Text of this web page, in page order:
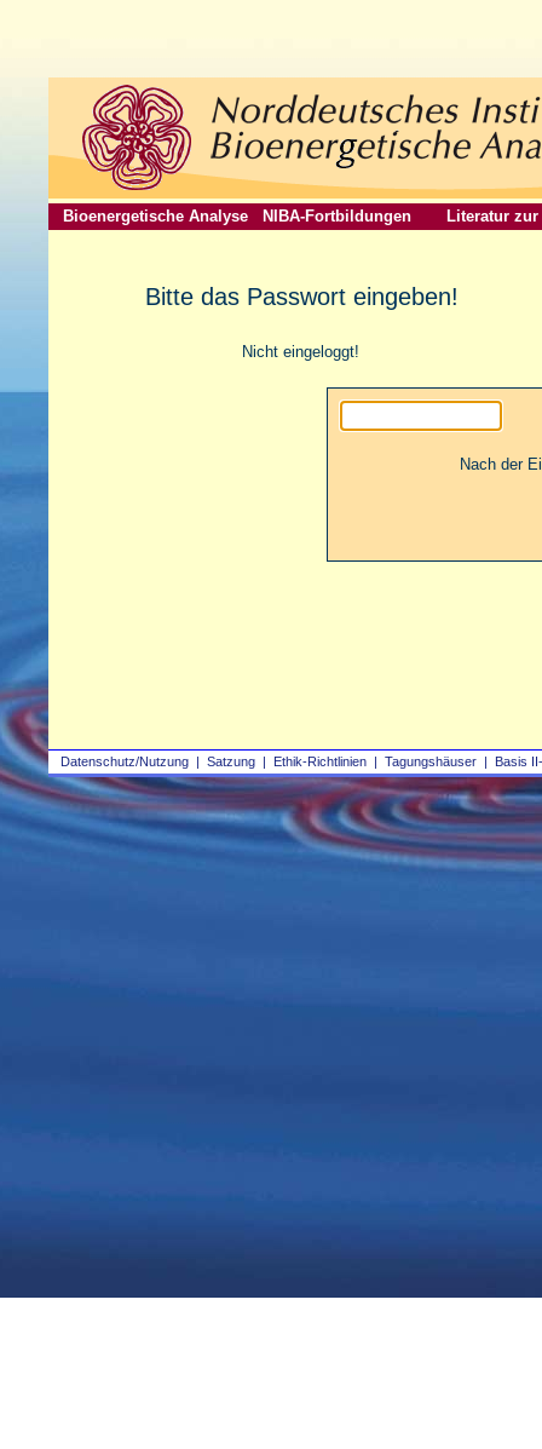
Datenschutz/Nutzung | Satzung | Ethik-Richtlinien | Tagungshäuser | Basis
Bioenergetische Analyse NIBA-Fortbildungen Literatur zur
Bitte das Passwort eingeben!
Nicht eingeloggt!
Nach der